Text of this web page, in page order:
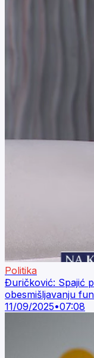
Politika
Đuričković: Spajić
obesmišljavanju
11/09/2025•07:08